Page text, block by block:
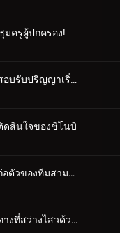
มครูผู้ปกครอง!
ตอนที่ 36 การสอบรับปริญญาเริ่มต้นขึ้นแล้ว!
ดสินใจของชิโนบิ
ตอนที่ 38 การก่อตัวของทีมสามคน?
ตอนที่ 39 เส้นทางที่สว่างไสวด้วยพระจันทร์เต็มดวง